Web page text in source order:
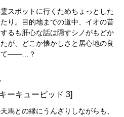
スポットに行くためちょっとした
り。目的地までの道中、イオの昔
るも肝心な話は隠すシノがもどか
が、どこか懐かしさと居心地の良
て――…？
ーキューピッド 3]
馬との縁にうんざりしながらも、